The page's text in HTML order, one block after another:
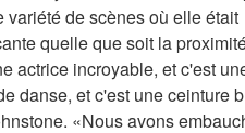
variété de scènes où elle était
quelle que soit la
actrice incroyable, et c'est
danse, et c'est une ceinture
«Nous avons